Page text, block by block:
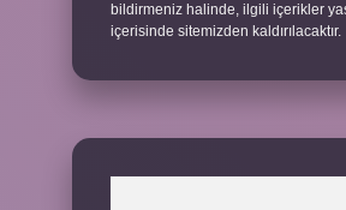
bildirmeniz halinde, ilgili içerikler
içerisinde sitemizden kaldırılacaktır.